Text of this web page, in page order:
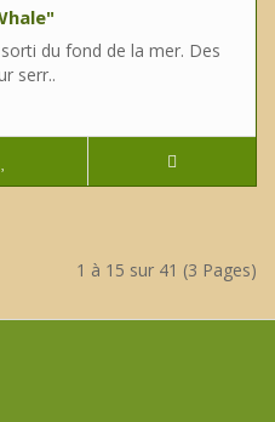
du fond de la mer. Des
serr..
1 à 15 sur 41 (3 Pages)